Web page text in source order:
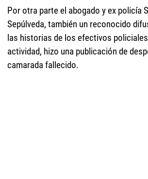
Por otra parte el abogado y ex policía
Sepúlveda, también un reconocido
las historias de los efectivos
actividad, hizo una publicación de
camarada fallecido.